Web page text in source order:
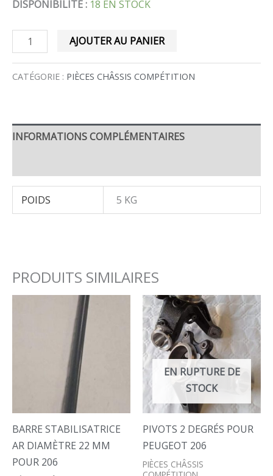
DISPONIBILITÉ : 18 EN STOCK
AJOUTER AU PANIER
CATÉGORIE : PIÈCES CHÂSSIS COMPÉTITION
INFORMATIONS COMPLÉMENTAIRES
POIDS 5 KG
PRODUITS SIMILAIRES
BARRE STABILISATRICE
AR DIAMÈTRE 22 MM
POUR 206
EN RUPTURE DE
STOCK
PIVOTS 2 DEGRÉS POUR
PEUGEOT 206
PIÈCES CHÂSSIS